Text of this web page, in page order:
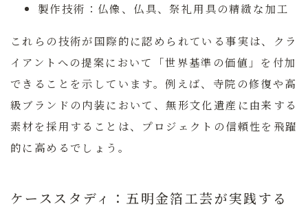
製作技術： 仏像、仏具、祭礼用具の精緻な加工
これらの技術が国際的に認められている事実は、クラ
イアントへの提案において「世界基準の価値」を付加
できることを示しています。例えば、寺院の修復や高
級ブランドの内装において、無形文化遺産に由来する
素材を採用することは、プロジェクトの信頼性を飛躍
的に高めるでしょう。
ケーススタディ：五明金箔工芸が実践する